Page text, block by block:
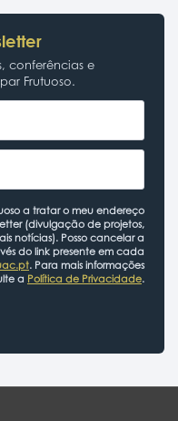
conferências e
Frutuoso.
a tratar o meu endereço
(divulgação de projetos,
notícias). Posso cancelar a
do link presente em cada
. Para mais informações
a Política de Privacidade.